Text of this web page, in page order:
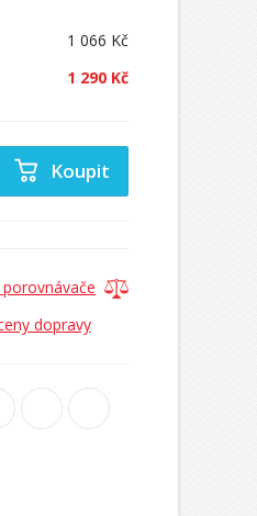
1 066 Kč
1 290 Kč
Koupit
dopravy